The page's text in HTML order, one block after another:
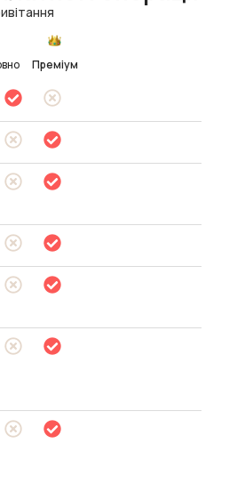
Преміум